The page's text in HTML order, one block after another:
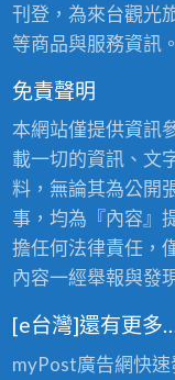
刊登，為來台觀光
等商品與服務資訊。
免責聲明
本網站僅提供資訊
載一切的資訊、文
料，無論其為公開
事，均為『內容』
擔任何法律責任，
內容一經舉報與發
[e台灣]還有更多
myPost廣告網快速